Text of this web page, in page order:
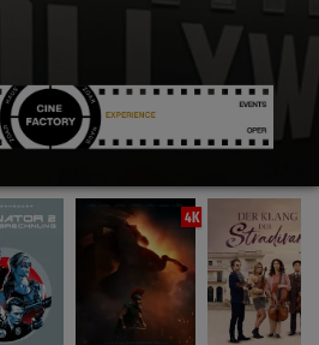
4K